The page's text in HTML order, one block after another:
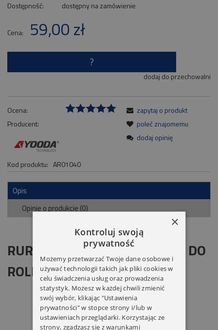
Dostępność: dostępny na zamówienie
Cena: 59,00 zł
?
dodaj do przechowalni
Ocena:
Producent:
Kod produktu: AR01040
zapytaj o produkt
poleć znajomemu
dodaj opinię
Opis
Opinie o produkcie (0)
RURA ALUMINIOWA OKRĄGŁA DO
ROLET MATERIAŁOWYCH Ø40
×
Kontroluj swoją
prywatność
Możemy przetwarzać Twoje dane osobowe i
używać technologii takich jak pliki cookies w
celu świadczenia usług oraz prowadzenia
statystyk. Możesz w każdej chwili zmienić
swój wybór, klikając "Ustawienia
prywatności" w stopce strony i/lub w
ustawieniach przeglądarki. Korzystając ze
strony, zgadzasz się z warunkami